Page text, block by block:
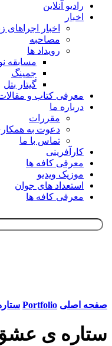
رادیو آنلاین
اخبار
اخبار اجراهای
مصاحبه
رویداد ها
مسابقه
جمینگ
گیتار بتل
معرفی کتاب و
درباره ما
مقررات
دعوت به
تماس با ما
کارآفرینی
معرفی کافه ها
موزیک ویدیو
استعداد های جوان
معرفی کافه ها
صفحه اصلی Portfolio
ستاره ی